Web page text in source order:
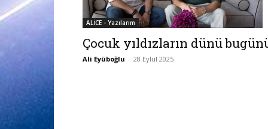
ALİCE - Yazılarım
Çocuk yıldızların dünü
Ali Eyüboğlu - 28 Eylül 2025